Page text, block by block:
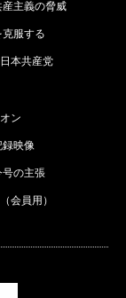
主義の脅威
克服する
本共産党
ン
映像
の主張
会員用）